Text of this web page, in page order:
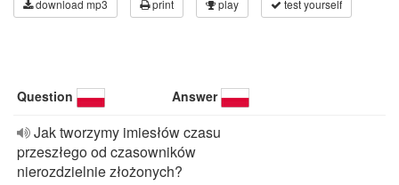
download mp3 print play test yourself
Question Answer
Jak tworzymy imiesłów czasu
przeszłego od czasowników
nierozdzielnie złożonych?